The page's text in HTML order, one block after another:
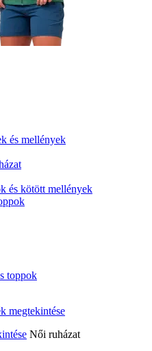
és mellények
és kötött mellények
toppok
Női ruházat